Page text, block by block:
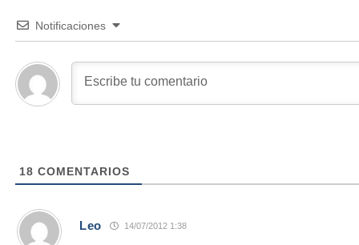
Notificaciones
18 COMENTARIOS
Leo 14/07/2012 1:38